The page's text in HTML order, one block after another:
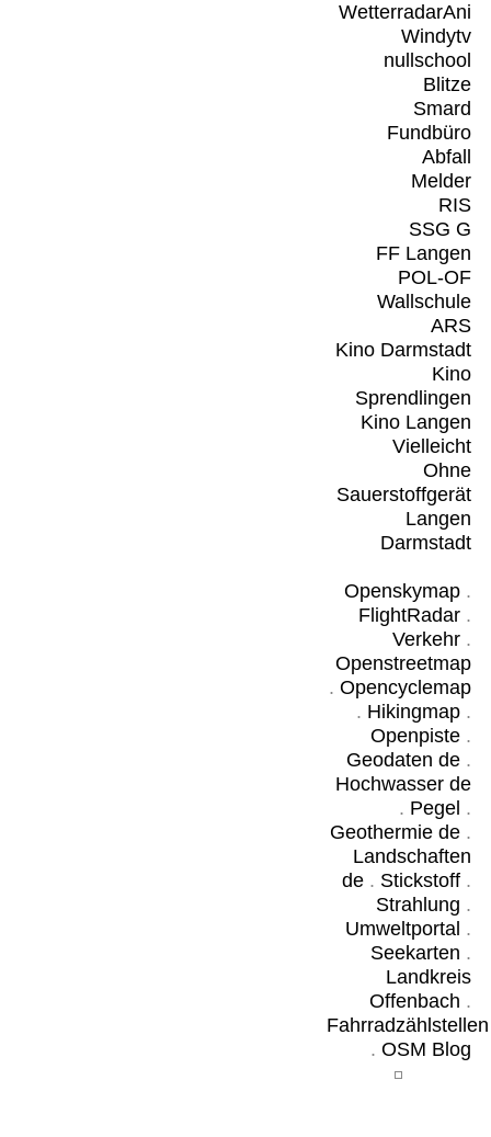
WetterradarAni
Windytv
nullschool
Blitze
Smard
Fundbüro
Abfall
Melder
RIS
SSG G
FF Langen
POL-OF
Wallschule
ARS
Kino Darmstadt
Kino
Sprendlingen
Kino Langen
Vielleicht
Ohne
Sauerstoffgerät
Langen
Darmstadt
Openskymap.
FlightRadar.
Verkehr.
Openstreetmap
. Opencyclemap
. Hikingmap.
Openpiste.
Geodaten de.
Hochwasser de
. Pegel .
Geothermie de.
Landschaften
de. Stickstoff.
Strahlung .
Umweltportal .
Seekarten .
Landkreis
Offenbach .
Fahrradzählstellen
. OSM Blog